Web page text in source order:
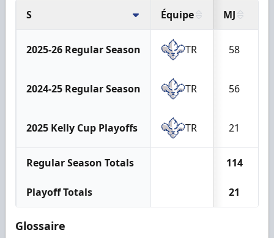
S Équipe MJ
2025-26 Regular Season TR 58
2024-25 Regular Season TR 56
2025 Kelly Cup Playoffs TR 21
Regular Season Totals 114
Playoff Totals 21
Glossaire